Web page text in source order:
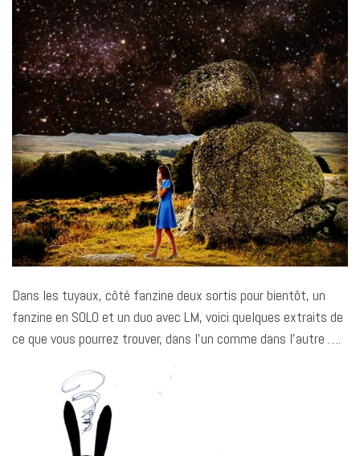
Dans les tuyaux, côté fanzine deux sortis pour bientôt, un
fanzine en SOLO et un duo avec LM, voici quelques extraits de
ce que vous pourrez trouver, dans l’un comme dans l’autre ….